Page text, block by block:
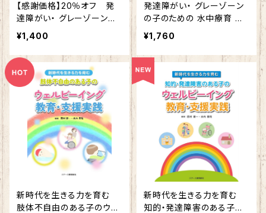
【感謝価格】20％オフ 発
達障がい・ グレーゾーンの
子のための 水中療育 から
だ・こころ・ことばを育むス
イミング
¥1,400
発達障がい・ グレーゾーン
の子のための 水中療育 か
らだ・こころ・ことばを育む
スイミング
¥1,760
新時代を生きる力を育む
肢体不自由のある子のウェ
新時代を生きる力を育む
知的・発達障害のある子の